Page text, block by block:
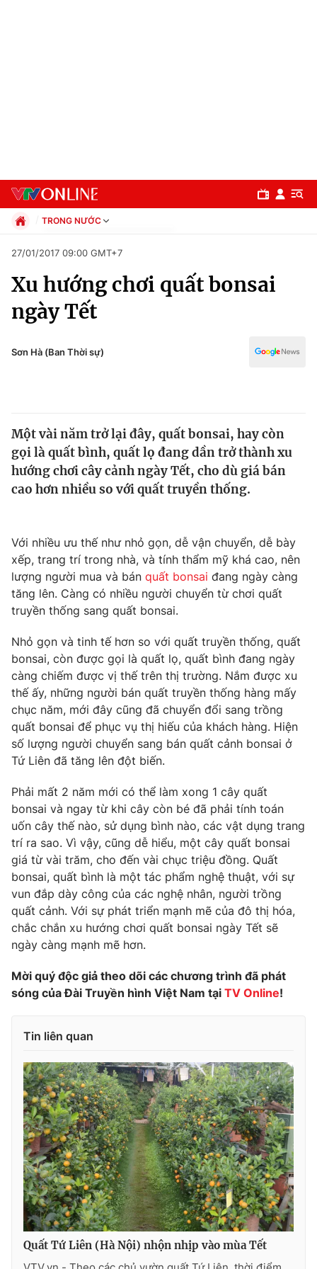
Chuyên mục
Chính trị
Y tế
Thế giới
Thế giới đó đây
Câu chuyện quốc tế
Tài chính
Thị trường
Góc doanh nghiệp
Dữ liệu và đời sống
Truyền hình
Phim VTV
Hậu trường
Nhân vật
Khán giả
Giải sao mai
Giải trí
Điện ảnh
Âm nhạc
Sao
Đời sống
Du lịch
Làm đẹp
Giáo dục
Tuyển sinh
Học trực tuyến
Hitech Công nghệ tương lai
Sản phẩm
Thị trường
Tư vấn
Giao lưu trực tuyến
Lịch phát sóng
Chuyên mục khác
Emagazine Podcast
Photo Infographic
VTV Sức khoẻ Bất động sản
Thị trường 24h Tấm lòng Việt
VTV4 Vươn mình bằng AI
VTV9 VTV8
Liên hệ tòa soạn English
TRONG NƯỚC
Xã hội
Pháp luật
Thể thao
Văn hóa - Giải trí
Giáo dục
27/01/2017 09:00 GMT+7
Xu hướng chơi quất bonsai
ngày Tết
Sơn Hà (Ban Thời sự)
Một vài năm trở lại đây, quất bonsai, hay còn
gọi là quất bình, quất lọ đang dần trở thành xu
hướng chơi cây cảnh ngày Tết, cho dù giá bán
cao hơn nhiều so với quất truyền thống.
Với nhiều ưu thế như nhỏ gọn, dễ vận chuyển, dễ bày
xếp, trang trí trong nhà, và tính thẩm mỹ khá cao, nên
lượng người mua và bán quất bonsai đang ngày càng
tăng lên. Càng có nhiều người chuyển từ chơi quất
truyền thống sang quất bonsai.
Nhỏ gọn và tinh tế hơn so với quất truyền thống, quất
bonsai, còn được gọi là quất lọ, quất bình đang ngày
càng chiếm được vị thế trên thị trường. Nắm được xu
thế ấy, những người bán quất truyền thống hàng mấy
chục năm, mới đây cũng đã chuyển đổi sang trồng
quất bonsai để phục vụ thị hiếu của khách hàng. Hiện
số lượng người chuyển sang bán quất cảnh bonsai ở
Tứ Liên đã tăng lên đột biến.
Phải mất 2 năm mới có thể làm xong 1 cây quất
bonsai và ngay từ khi cây còn bé đã phải tính toán
uốn cây thế nào, sử dụng bình nào, các vật dụng trang
trí ra sao. Vì vậy, cũng dễ hiểu, một cây quất bonsai
giá từ vài trăm, cho đến vài chục triệu đồng. Quất
bonsai, quất bình là một tác phẩm nghệ thuật, với sự
vun đắp dày công của các nghệ nhân, người trồng
quất cảnh. Với sự phát triển mạnh mẽ của đô thị hóa,
chắc chắn xu hướng chơi quất bonsai ngày Tết sẽ
ngày càng mạnh mẽ hơn.
Mời quý độc giả theo dõi các chương trình đã phát
sóng của Đài Truyền hình Việt Nam tại TV Online!
Tin liên quan
Quất Tứ Liên (Hà Nội) nhộn nhịp vào mùa Tết